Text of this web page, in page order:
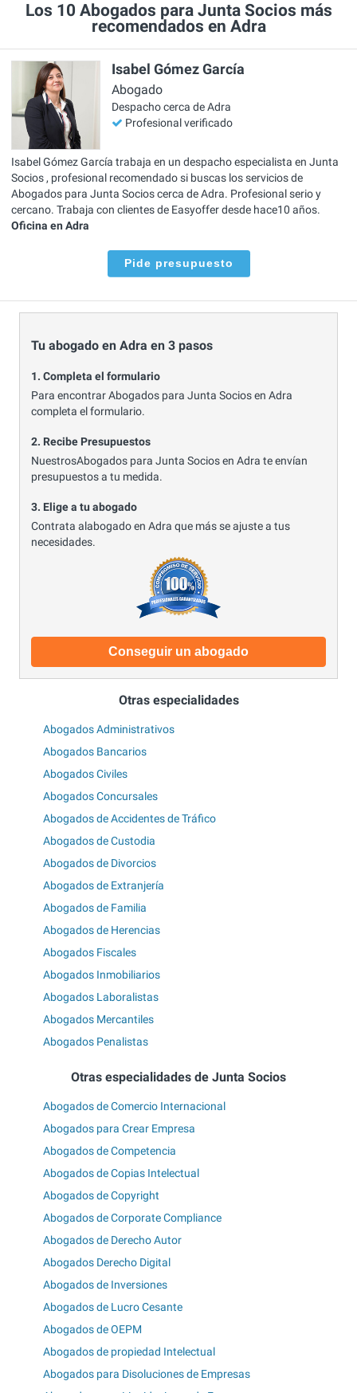
Los 10 Abogados para Junta Socios más
recomendados en Adra
Isabel Gómez García
Abogado
Despacho cerca de Adra
Profesional verificado
Isabel Gómez García trabaja en un despacho especialista en Junta
Socios , profesional recomendado si buscas los servicios de
Abogados para Junta Socios cerca de Adra. Profesional serio y
cercano. Trabaja con clientes de Easyoffer desde hace10 años.
Oficina en Adra
Pide presupuesto
Tu abogado en Adra en 3 pasos
1. Completa el formulario
Para encontrar Abogados para Junta Socios en Adra
completa el formulario.
2. Recibe Presupuestos
NuestrosAbogados para Junta Socios en Adra te envían
presupuestos a tu medida.
3. Elige a tu abogado
Contrata alabogado en Adra que más se ajuste a tus
necesidades.
Conseguir un abogado
Otras especialidades
Abogados Administrativos
Abogados Bancarios
Abogados Civiles
Abogados Concursales
Abogados de Accidentes de Tráfico
Abogados de Custodia
Abogados de Divorcios
Abogados de Extranjería
Abogados de Familia
Abogados de Herencias
Abogados Fiscales
Abogados Inmobiliarios
Abogados Laboralistas
Abogados Mercantiles
Abogados Penalistas
Otras especialidades de Junta Socios
Abogados de Comercio Internacional
Abogados para Crear Empresa
Abogados de Competencia
Abogados de Copias Intelectual
Abogados de Copyright
Abogados de Corporate Compliance
Abogados de Derecho Autor
Abogados Derecho Digital
Abogados de Inversiones
Abogados de Lucro Cesante
Abogados de OEPM
Abogados de propiedad Intelectual
Abogados para Disoluciones de Empresas